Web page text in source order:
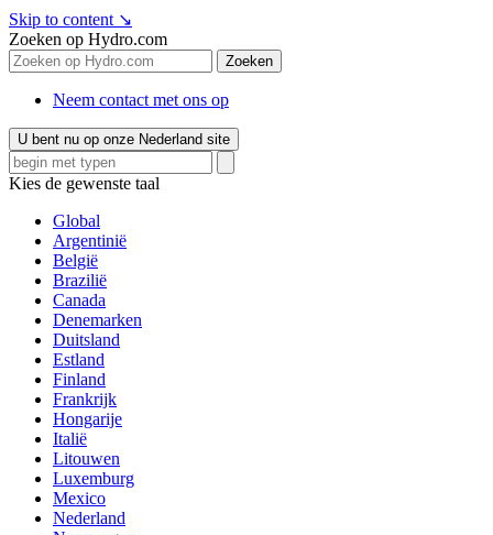
Skip to content ↘
Zoeken op Hydro.com
Zoeken
Neem contact met ons op
U bent nu op onze Nederland site
Kies de gewenste taal
Global
Argentinië
België
Brazilië
Canada
Denemarken
Duitsland
Estland
Finland
Frankrijk
Hongarije
Italië
Litouwen
Luxemburg
Mexico
Nederland